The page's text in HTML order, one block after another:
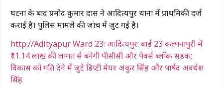
घटना के बाद प्रमोद कुमार दास ने आदित्यपुर थाना में प्राथमिकी दर्ज
कराई है। पुलिस मामले की जांच में जुट गई है।
http://Adityapur Ward 23: आदित्यपुर: वार्ड 23 कल्पनापुरी में
₹11.14 लाख की लागत से बनेगी पीसीसी और पेवर्स ब्लॉक सड़क;
विकास को गति देने में जुटे डिप्टी मेयर अंकुर सिंह और पार्षद अवधेश
सिंह